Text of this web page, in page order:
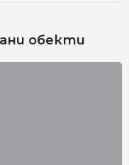
обекти